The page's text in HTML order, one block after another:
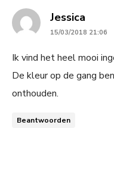
Jessica
15/03/2018 21:06
Ik vind het heel mooi
De kleur op de gang
onthouden.
Beantwoorden